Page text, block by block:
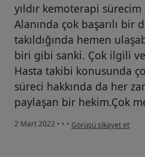
yıldır kemoterapi
Alanında çok başarılı bir
takıldığında hemen
biri gibi sanki. Çok ilgili ve
Hasta takibi konusunda
süreci hakkında da her
paylaşan bir hekim.Çok
2 Mart 2022 • • • kullanıcının görüşüne
Görüşü şikayet et